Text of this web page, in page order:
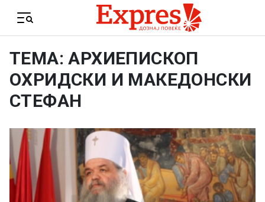
Menu
ТЕМА: АРХИЕПИСКОП
ОХРИДСКИ И МАКЕДОНСКИ
СТЕФАН